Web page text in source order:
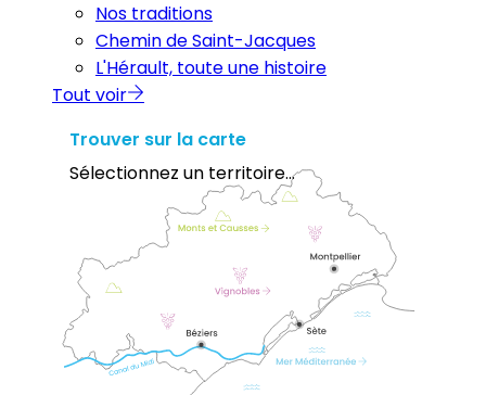
Nos traditions
Chemin de Saint-Jacques
L'Hérault, toute une histoire
Tout voir
Trouver sur la carte
Sélectionnez un territoire...